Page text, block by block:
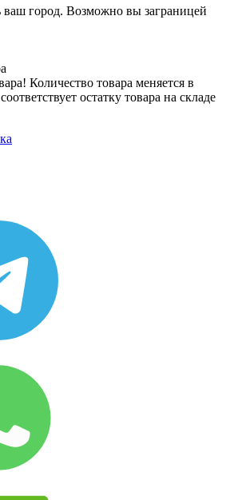
ваш город. Возможно вы заграницей
Количество товара меняется в
остатку товара на складе